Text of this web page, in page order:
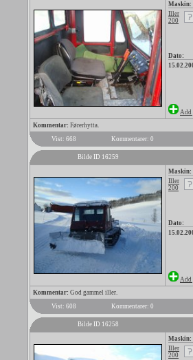
Maskin:
Iller
200
Dato:
Add
Kommentar: Førerhytta.
Vist: 668
Kommentarer: 0
Bilde ID 16259
Maskin:
Iller
200
Dato:
Add
Kommentar: God gammel iller.
Vist: 608
Kommentarer: 0
Bilde ID 16258
Maskin:
Iller
200